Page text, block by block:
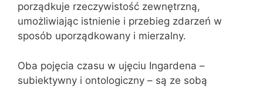
porządkuje rzeczywistość zewnętrzną,
umożliwiając istnienie i przebieg zdarzeń w
sposób uporządkowany i mierzalny.
Oba pojęcia czasu w ujęciu Ingardena –
subiektywny i ontologiczny – są ze sobą